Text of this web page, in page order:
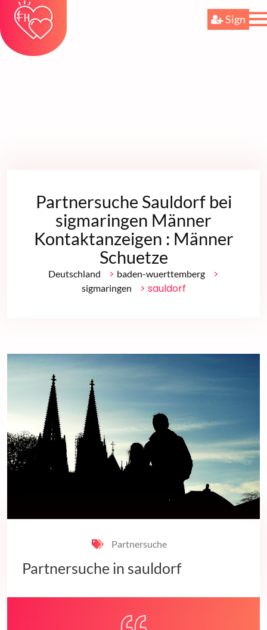
Sign
Partnersuche Sauldorf bei
sigmaringen Männer
Kontaktanzeigen : Männer
Schuetze
Deutschland > baden-wuerttemberg >
sigmaringen > sauldorf
Partnersuche
Partnersuche in sauldorf